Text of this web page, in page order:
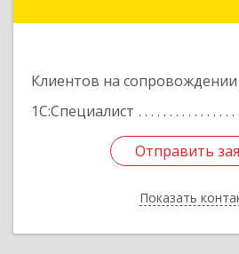
Клиентов на сопровождении
1С:Специалист
Отправить
Показать
Отправить
Назад